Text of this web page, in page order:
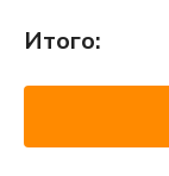
Итого: